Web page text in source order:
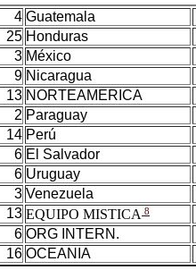
4 Guatemala
25 Honduras
3 México
9 Nicaragua
13 NORTEAMERICA
2 Paraguay
14 Perú
6 El Salvador
6 Uruguay
3 Venezuela
13 EQUIPO MISTICA 8
6 ORG INTERN.
16 OCEANIA